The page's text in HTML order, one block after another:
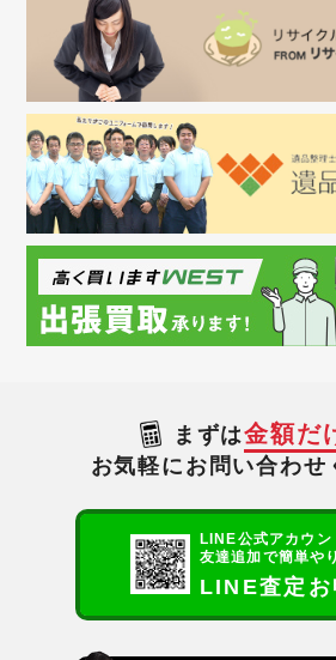
まずは金額だ
お気軽にお問い合わせ
LINE公式アカウン
友達追加で簡単や
LINE査定お